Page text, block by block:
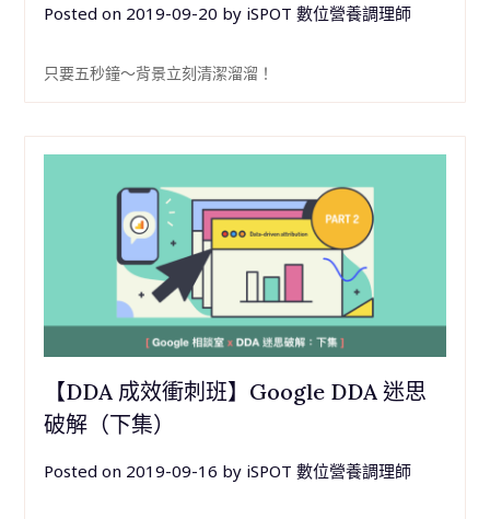
Posted on 2019-09-20 by iSPOT 數位營養調理師
只要五秒鐘～背景立刻清潔溜溜！
【DDA 成效衝刺班】Google DDA 迷思
破解（下集）
Posted on 2019-09-16 by iSPOT 數位營養調理師